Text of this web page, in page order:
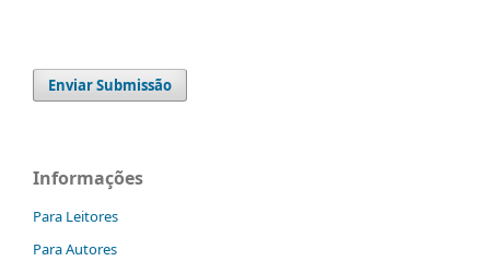
Enviar Submissão
Informações
Para Leitores
Para Autores